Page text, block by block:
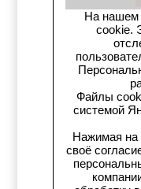
Старс
На нашем
cookie.
Файлы
системой
Нажимая на
своё